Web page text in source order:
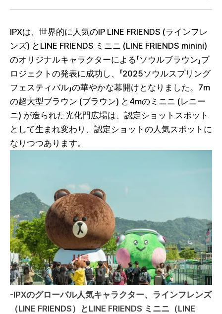
IPXは、世界的に人気のIP LINE FRIENDS (ラインフレ
ンズ) とLINE FRIENDS ミニニ (LINE FRIENDS minini)
のオリジナルキャラクターによる「ソウルブラウン」プ
ロジェクトの発表に成功し、「2025ソウルスプリング
フェスティバル」の華やかな幕開けとなりました。7m
の超大型ブラウン (ブラウン) と4mのミニニ (レニー
ニ) が造られた光化門広場は、認定ショットスポット
として生まれ変わり、認定ショットの人気スポットに
なりつつあります。
-IPXのグローバル人気キャラクター、ラインフレンズ
（LINE FRIENDS）とLINE FRIENDS ミニニ（LINE